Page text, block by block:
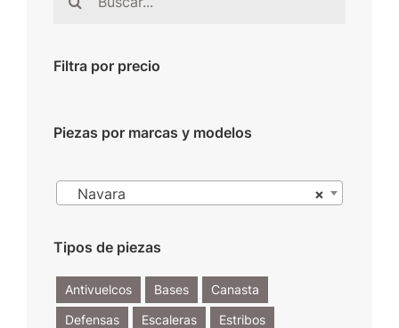
Filtra por precio
Piezas por marcas y modelos
×
Navara
Tipos de piezas
Antivuelcos Bases Canasta
Defensas Escaleras Estribos